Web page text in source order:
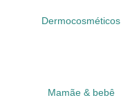
Dermocosméticos
Mamãe & bebê